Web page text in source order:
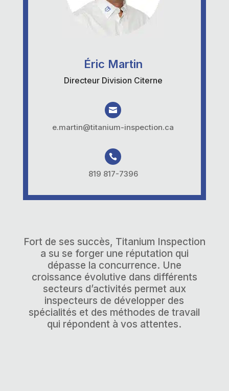
Éric Martin
Directeur Division Citerne

e.martin@titanium-inspection.ca

819 817-7396
Fort de ses succès, Titanium Inspection
a su se forger une réputation qui
dépasse la concurrence. Une
croissance évolutive dans différents
secteurs d’activités permet aux
inspecteurs de développer des
spécialités et des méthodes de travail
qui répondent à vos attentes.